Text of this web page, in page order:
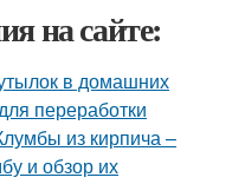
на сайте:
в домашних
переработки
из кирпича –
и обзор их